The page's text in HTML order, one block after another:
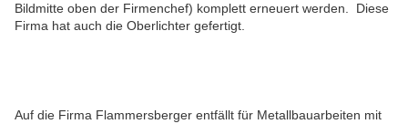
Bildmitte oben der Firmenchef) komplett erneuert werden. Diese
Firma hat auch die Oberlichter gefertigt.
Auf die Firma Flammersberger entfällt für Metallbauarbeiten mit